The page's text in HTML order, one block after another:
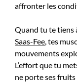
affronter les
Quand tu te tiens
Saas-Fee , tes
mouvements
L’effort que tu
ne porte ses